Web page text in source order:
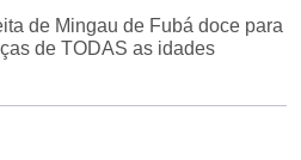
de Mingau de Fubá doce para
de TODAS as idades